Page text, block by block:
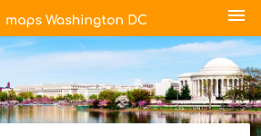
menu